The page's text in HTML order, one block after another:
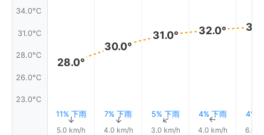
34.0°C
31.0°C
28.0°C
26.0°C
23.0°C
28.0°
11% 下雨
↑
5.0 km/h
30.0°
7% 下雨
↑
4.0 km/h
31.0°
5% 下雨
↑
3.0 km/h
32.0°
4% 下雨
↑
4.0 km/h
4%
6.0